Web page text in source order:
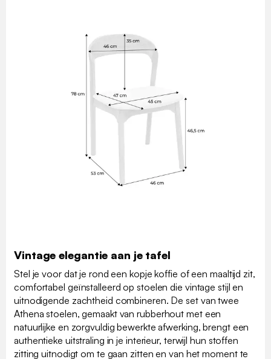
Vintage elegantie aan je tafel
Stel je voor dat je rond een kopje koffie of een maaltijd zit,
comfortabel geïnstalleerd op stoelen die vintage stijl en
uitnodigende zachtheid combineren. De set van twee
Athena stoelen, gemaakt van rubberhout met een
natuurlijke en zorgvuldig bewerkte afwerking, brengt een
authentieke uitstraling in je interieur, terwijl hun stoffen
zitting uitnodigt om te gaan zitten en van het moment te